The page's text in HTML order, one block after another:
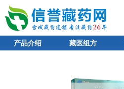
产品介绍 藏医组方